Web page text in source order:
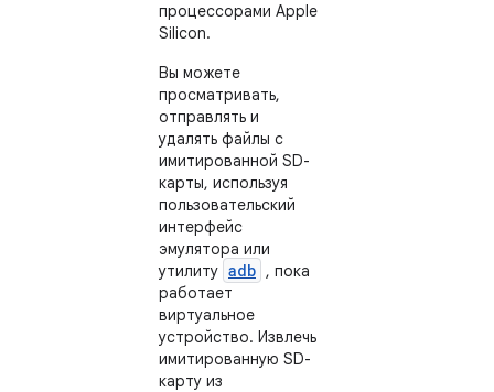
процессорами Apple
Silicon.
Вы можете
просматривать,
отправлять и
удалять файлы с
имитированной SD-
карты, используя
пользовательский
интерфейс
эмулятора или
утилиту adb , пока
работает
виртуальное
устройство. Извлечь
имитированную SD-
карту из